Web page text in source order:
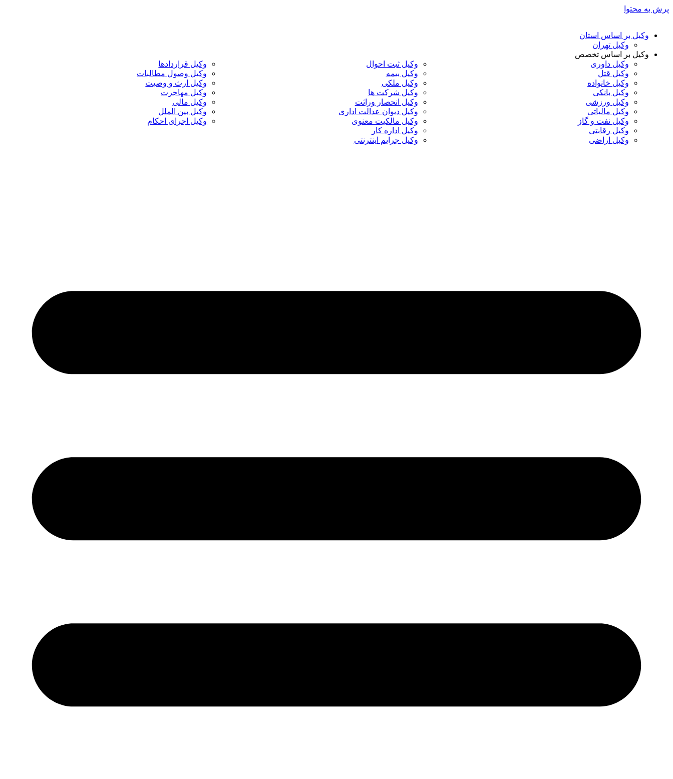
پرش به محتوا
وکیل بر اساس استان
وکیل تهران
وکیل بر اساس تخصص
وکیل داوری
وکیل قتل
وکیل خانواده
وکیل بانکی
وکیل ورزشی
وکیل مالیاتی
وکیل نفت و گاز
وکیل رقابتی
وکیل اراضی
وکیل ثبت احوال
وکیل بیمه
وکیل ملکی
وکیل شرکت ها
وکیل انحصار وراثت
وکیل دیوان عدالت اداری
وکیل مالکیت معنوی
وکیل اداره کار
وکیل جرایم اینترنتی
وکیل قراردادها
وکیل وصول مطالبات
وکیل ارث و وصیت
وکیل مهاجرت
وکیل مالی
وکیل بین الملل
وکیل اجرای احکام